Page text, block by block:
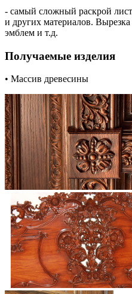
- самый сложный раскрой
и других материалов.
эмблем и т.д.
Получаемые изделия
• Массив древесины